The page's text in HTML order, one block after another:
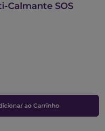
Calmante SOS
ao Carrinho